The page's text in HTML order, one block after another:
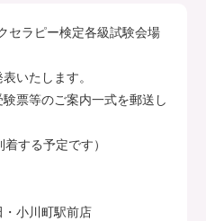
ラピー検定各級試験会場
いたします。
票等のご案内一式を郵送し
する予定です）
・小川町駅前店